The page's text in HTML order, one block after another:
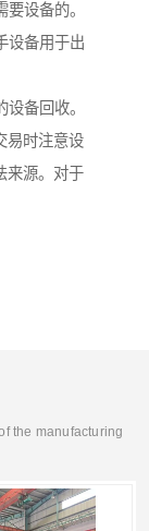
设备的。
设备用于出
备回收。
易时注意设
来源。对于
the manufacturing